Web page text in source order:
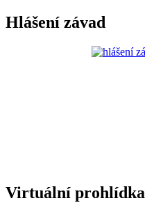
Hlášení závad
Virtuální prohlídka